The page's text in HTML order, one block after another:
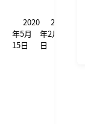
2020
年5月
15日
2022
年2月6
日